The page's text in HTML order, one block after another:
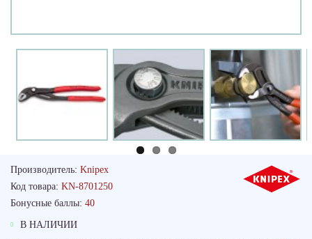
Производитель: Knipex
Код товара: KN-8701250
Бонусные баллы: 40
В НАЛИЧИИ